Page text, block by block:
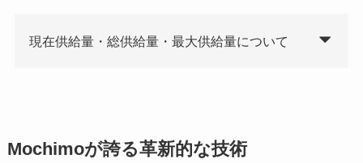
現在供給量・総供給量・最大供給量について
Mochimoが誇る革新的な技術